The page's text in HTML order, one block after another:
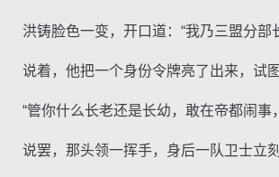
洪铸脸色一变，开口道：“我乃三盟分部
说着，他把一个身份令牌亮了出来，试图
“管你什么长老还是长幼，敢在帝都闹事
说罢，那头领一挥手，身后一队卫士立刻